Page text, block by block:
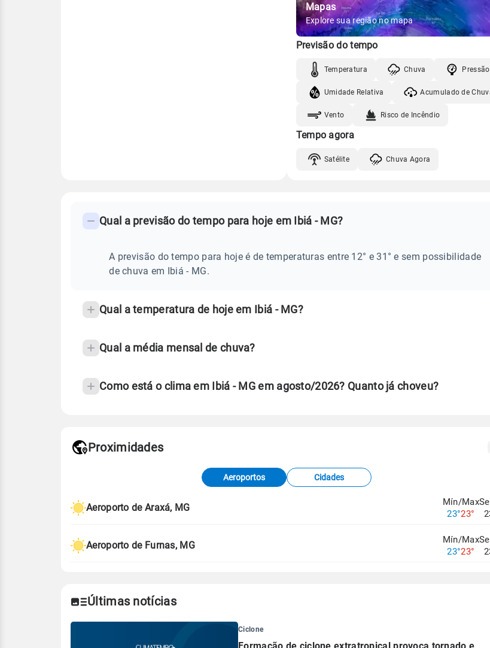
Mapas
Explore sua região no mapa
Previsão do tempo
Temperatura Chuva Pressão
Umidade Relativa Acumulado de
Vento Risco de Incêndio
Tempo agora
Satélite Chuva Agora
PREVISÃO
frequentes
temperatura
Qual a previsão do tempo para hoje em Ibiá - MG?
A previsão do tempo para hoje é de temperaturas entre 12° e 31° e sem possibilidade
de chuva em Ibiá - MG.
Qual a temperatura de hoje em Ibiá - MG?
Qual a média mensal de chuva?
Como está o clima em Ibiá - MG em agosto/2026? Quanto já choveu?
de Tempo e Estudos Climáticos (CPTEC).
Proximidades
Aeroportos Cidades
Aeroporto de Araxá, MG
Mín/Max
23°23°
Aeroporto de Furnas, MG
Mín/Max
23°23°
Últimas notícias
Ciclone